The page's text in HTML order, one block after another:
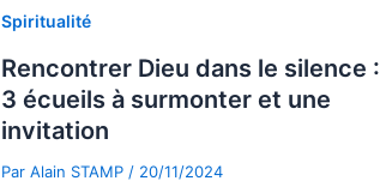
Spiritualité
Rencontrer Dieu dans le silence :
3 écueils à surmonter et une
invitation
Par Alain STAMP / 20/11/2024